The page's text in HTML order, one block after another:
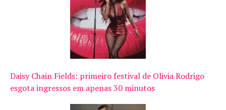
Daisy Chain Fields: primeiro festival de Olivia Rodrigo
esgota ingressos em apenas 30 minutos